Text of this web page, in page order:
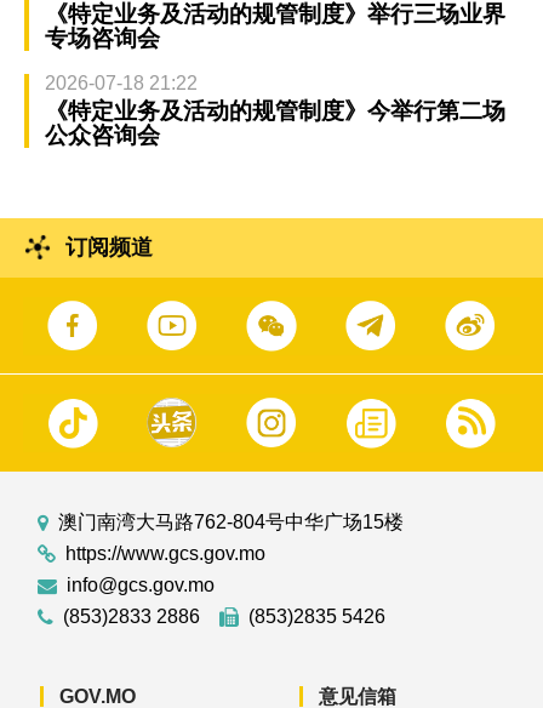
《特定业务及活动的规管制度》举行三场业界
专场咨询会
2026-07-18 21:22
《特定业务及活动的规管制度》今举行第二场
公众咨询会
订阅频道
澳门南湾大马路762-804号中华广场15楼
https://www.gcs.gov.mo
info@gcs.gov.mo
(853)2833 2886
(853)2835 5426
GOV.MO 意见信箱